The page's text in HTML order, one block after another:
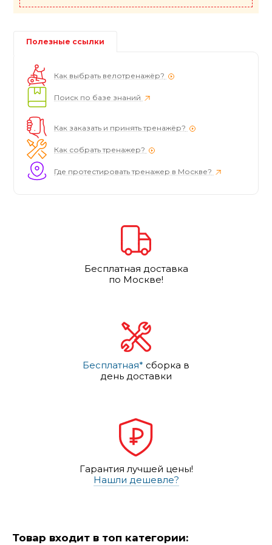
Полезные ссылки
Как выбрать велотренажёр?
Поиск по базе знаний
Как заказать и принять тренажёр?
Как собрать тренажер?
Где протестировать тренажер в Москве?
Бесплатная доставка
по Москве!
Бесплатная* сборка в
день доставки
Гарантия лучшей цены!
Нашли дешевле?
Товар входит в топ категории: